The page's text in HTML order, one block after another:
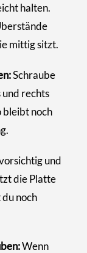
halten.
mittig sitzt.
Schraube
und rechts
bleibt noch
und
die Platte
noch
Wenn